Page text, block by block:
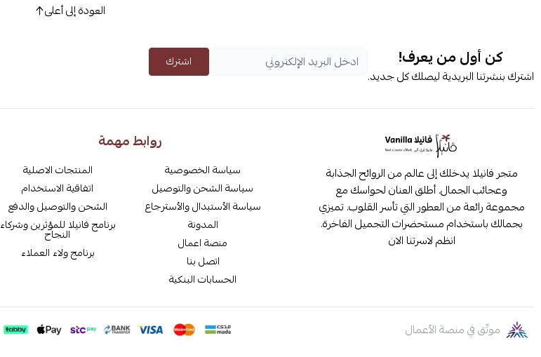
العودة إلى أعلى
كن أول من يعرف!
اشترك بنشرتنا البريدية ليصلك كل جديد.
اشترك
متجر فانيلا يدخلك إلى عالم من الروائح الجذابة
وعجائب الجمال. أطلق العنان لحواسك مع
مجموعة رائعة من العطور التي تأسر القلوب. تميزي
بجمالك باستخدام مستحضرات التجميل الفاخرة.
انظم لاسرتنا الان
روابط مهمة
سياسة الخصوصية
سياسة الشحن والتوصيل
سياسة الأستبدال والأسترجاع
المدونة
منصة اعمال
اتصل بنا
الحسابات البنكية
المنتجات الاصلية
اتفاقية الاستخدام
الشحن والتوصيل والدفع
برنامج فانيلا للمؤثرين وشركاء
النجاح
برنامج ولاء العملاء
موثّق في منصة الأعمال